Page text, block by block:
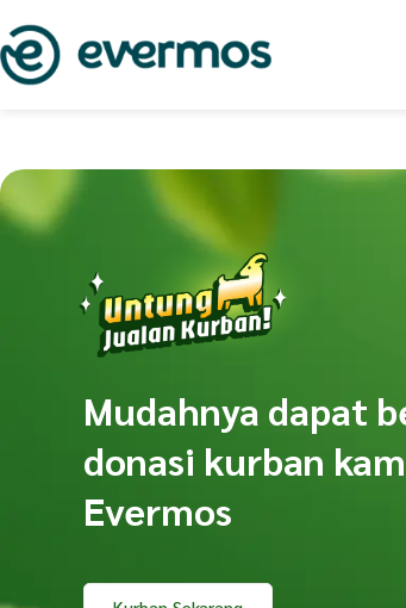
Mudahnya dapat
donasi kurban
Evermos